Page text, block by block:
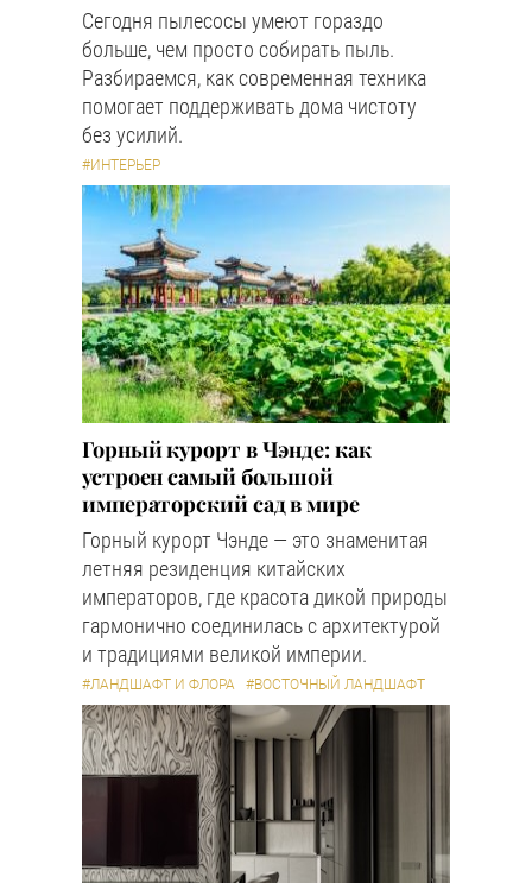
Сегодня пылесосы умеют гораздо
больше, чем просто собирать пыль.
Разбираемся, как современная техника
помогает поддерживать дома чистоту
без усилий.
#ИНТЕРЬЕР
Горный курорт в Чэнде: как
устроен самый большой
императорский сад в мире
Горный курорт Чэнде — это знаменитая
летняя резиденция китайских
императоров, где красота дикой природы
гармонично соединилась с архитектурой
и традициями великой империи.
#ЛАНДШАФТ И ФЛОРА #ВОСТОЧНЫЙ ЛАНДШАФТ